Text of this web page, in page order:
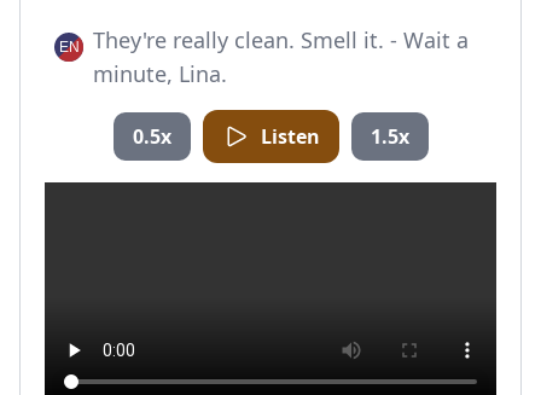
They're really clean. Smell it. - Wait a
minute, Lina.
0.5x Listen 1.5x